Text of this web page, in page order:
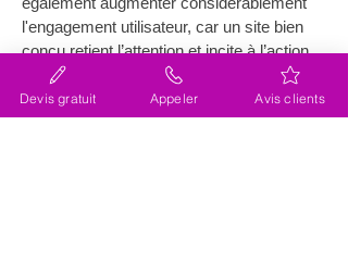
l'engagement utilisateur, car un site bien
conçu retient l’attention et incite à l’action.
Ensuite, l’intégration de nouvelles
technologies peut améliorer la
fonctionnalité du site, le rendant plus
Devis gratuit Appeler Avis clients